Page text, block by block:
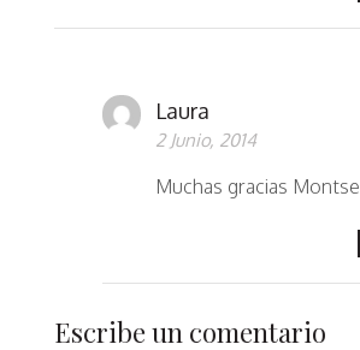
Laura
2 Junio, 2014
Muchas gracias Montse
Escribe un comentario